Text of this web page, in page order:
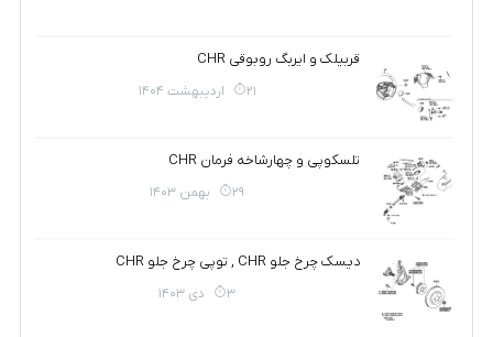
قربیلک و ایربگ روبوقی CHR
21 اردیبهشت 1404
تلسکوپی و چهارشاخه فرمان CHR
29 بهمن 1403
دیسک چرخ جلو CHR , توپی چرخ جلو CHR
3 دی 1403